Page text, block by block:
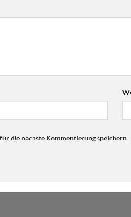
die nächste Kommentierung speichern.